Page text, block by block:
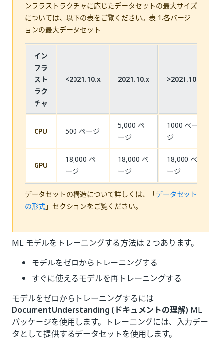
ンフラストラクチャに応じたデータセットの最大サイズ
については、以下の表をご覧ください。表 1.各バージ
ョンの最大データセット
イン
フラ
スト
ラク
チャ
<2021.10.x 2021.10.x >2021.10.x
CPU 500 ページ
5,000 ペ
ージ
1000 ペー
ジ
GPU
18,000 ペ
ージ
18,000 ペ
ージ
18,000 ペ
ージ
データセットの構造について詳しくは、「データセット
の形式」セクションをご覧ください。
ML モデルをトレーニングする方法は 2 つあります。
モデルをゼロからトレーニングする
すぐに使えるモデルを再トレーニングする
モデルをゼロからトレーニングするには
DocumentUnderstanding (ドキュメントの理解) ML
パッケージを使用します。トレーニングには、入力デー
タとして提供するデータセットを使用します。